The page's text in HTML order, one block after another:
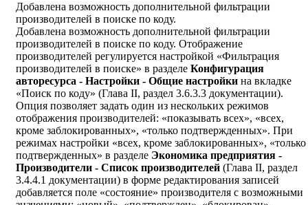
Добавлена возможность дополнительной фильтрации
производителей в поиске по коду.
Добавлена возможность дополнительной фильтрации
производителей в поиске по коду. Отображение
производителей регулируется настройкой «Фильтрация
производителей в поиске» в разделе Конфигурация
авторесурса - Настройки - Общие настройки на вкладке
«Поиск по коду» (Глава II, раздел 3.6.3.3 документации).
Опция позволяет задать один из нескольких режимов
отображения производителей: «показывать всех», «всех,
кроме заблокированных», «только подтвержденных». При
режимах настройки «всех, кроме заблокированных», «только
подтвержденных» в разделе Экономика предприятия -
Производители - Список производителей (Глава II, раздел
3.4.4.1 документации) в форме редактирования записей
добавляется поле «состояние» производителя с возможными